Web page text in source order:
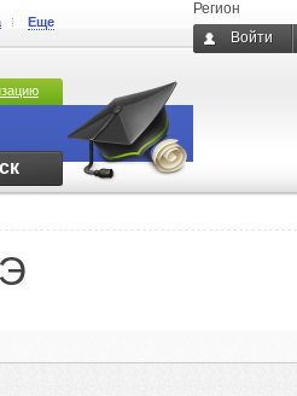
Регион
Войти
Еще